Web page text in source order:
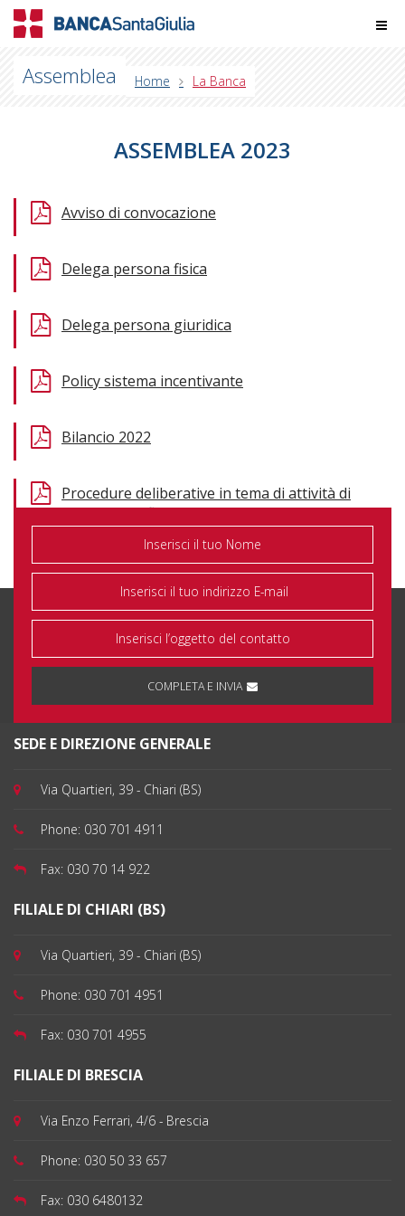
Assemblea Home La Banca
ASSEMBLEA 2023
Avviso di convocazione
Delega persona fisica
Delega persona giuridica
Policy sistema incentivante
Bilancio 2022
Procedure deliberative in tema di attività di
rischio e conflitti d'interesse nei confronti di
soggetti collegati
COMPLETA E INVIA
SEDE E DIREZIONE GENERALE
Via Quartieri, 39 - Chiari (BS)
Phone: 030 701 4911
Fax: 030 70 14 922
FILIALE DI CHIARI (BS)
Via Quartieri, 39 - Chiari (BS)
Phone: 030 701 4951
Fax: 030 701 4955
FILIALE DI BRESCIA
Via Enzo Ferrari, 4/6 - Brescia
Phone: 030 50 33 657
Fax: 030 6480132